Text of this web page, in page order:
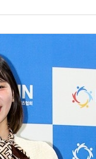
AI Native Enterprise를 지원하는 AI Ready Data 플랫폼 활용 전략